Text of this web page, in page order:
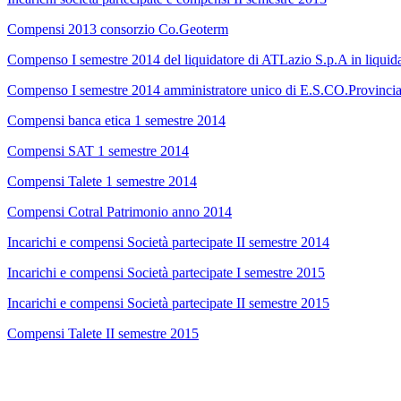
Compensi 2013 consorzio Co.Geoterm
Compenso I semestre 2014 del liquidatore di ATLazio S.p.A in
Compenso I semestre 2014 amministratore unico di
Compensi banca etica 1 semestre 2014
Compensi SAT 1 semestre 2014
Compensi Talete 1 semestre 2014
Compensi Cotral Patrimonio anno 2014
Incarichi e compensi Società partecipate II semestre 2014
Incarichi e compensi Società partecipate I semestre 2015
Incarichi e compensi Società partecipate II semestre 2015
Compensi Talete II semestre 2015